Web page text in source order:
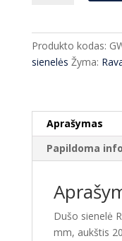
Ravak
stiklas
juoda
Produkto kodas:
sienelės Žyma:
Aprašymas
Papildoma
Dušo sienelė
mm, aukštis